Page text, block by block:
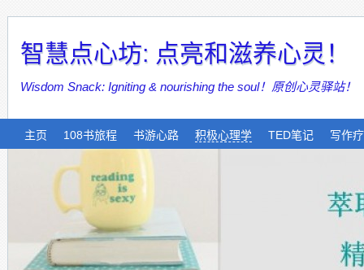
智慧点心坊: 点亮和滋养心灵！
Wisdom Snack: Igniting & nourishing the soul！原创心灵驿站！
主页 108书旅程 书游心路 积极心理学 TED笔记 写作